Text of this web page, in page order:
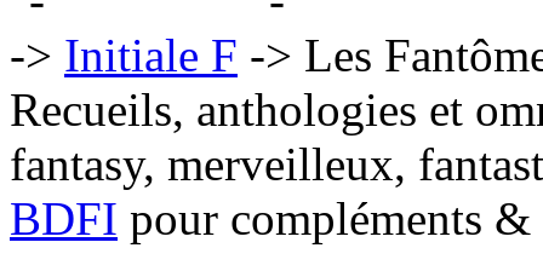
Initiale F
Les
Recueils, anthologies et
fantasy, merveilleux,
BDFI pour compléments